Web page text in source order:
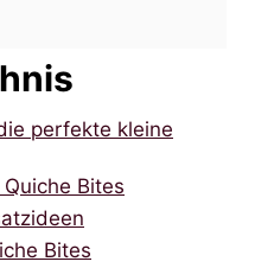
perfekte kleine
Bites
Bites